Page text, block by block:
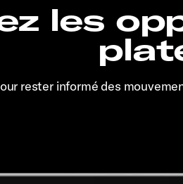
les
rester informé des